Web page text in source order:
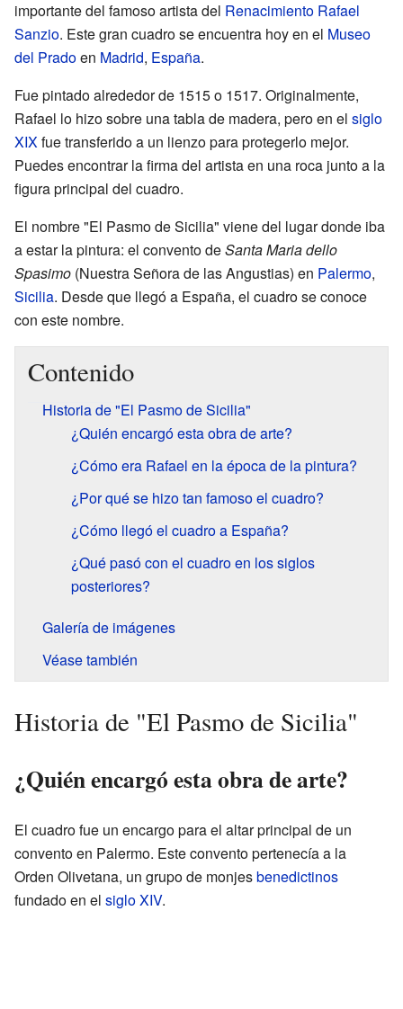
importante del famoso artista del Renacimiento Rafael
Sanzio. Este gran cuadro se encuentra hoy en el Museo
del Pradoen Madrid, España.
Fue pintado alrededor de 1515 o 1517. Originalmente,
Rafael lo hizo sobre una tabla de madera, pero en el siglo
XIXfue transferido a un lienzo para protegerlo mejor.
Puedes encontrar la firma del artista en una roca junto a la
figura principal del cuadro.
El nombre "El Pasmo de Sicilia" viene del lugar donde iba
a estar la pintura: el convento deSanta Maria dello
Spasimo (Nuestra Señora de las Angustias) en Palermo,
Sicilia. Desde que llegó a España, el cuadro se conoce
con este nombre.
Contenido
Historia de "El Pasmo de Sicilia"
¿Quién encargó esta obra de arte?
¿Cómo era Rafael en la época de la pintura?
¿Por qué se hizo tan famoso el cuadro?
¿Cómo llegó el cuadro a España?
¿Qué pasó con el cuadro en los siglos
posteriores?
Galería de imágenes
Véase también
Historia de "El Pasmo de Sicilia"
¿Quién encargó esta obra de arte?
El cuadro fue un encargo para el altar principal de un
convento en Palermo. Este convento pertenecía a la
Orden Olivetana, un grupo de monjesbenedictinos
fundado en el siglo XIV.